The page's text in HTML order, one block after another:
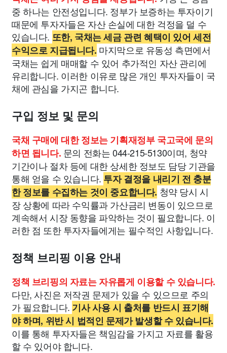
중 하나는 안전성입니다. 정부가 보증하는 투자이기
때문에 투자자들은 자산 손실에 대한 걱정을 덜 수
있습니다. 또한, 국채는 세금 관련 혜택이 있어 세전
수익으로 지급됩니다. 마지막으로 유동성 측면에서
국채는 쉽게 매매할 수 있어 추가적인 자산 관리에
유리합니다. 이러한 이유로 많은 개인 투자자들이 국
채에 관심을 가지곤 합니다.
구입 정보 및 문의
국채 구매에 대한 정보는 기획재정부 국고국에 문의
하면 됩니다. 문의 전화는 044-215-5130이며, 청약
기간이나 절차 등에 대한 상세한 정보도 담당 기관을
통해 얻을 수 있습니다. 투자 결정을 내리기 전 충분
한 정보를 수집하는 것이 중요합니다. 청약 당시 시
장 상황에 따라 수익률과 가산금리 변동이 있으므로
계속해서 시장 동향을 파악하는 것이 필요합니다. 이
러한 점 또한 투자자들에게는 필수적인 사항입니다.
정책 브리핑 이용 안내
정책 브리핑의 자료는 자유롭게 이용할 수 있습니다.
다만, 사진은 저작권 문제가 있을 수 있으므로 주의
가 필요합니다. 기사 사용 시 출처를 반드시 표기해
야 하며, 위반 시 법적인 문제가 발생할 수 있습니다.
이를 통해 투자자들은 책임감을 가지고 자료를 활용
할 수 있어야 합니다.